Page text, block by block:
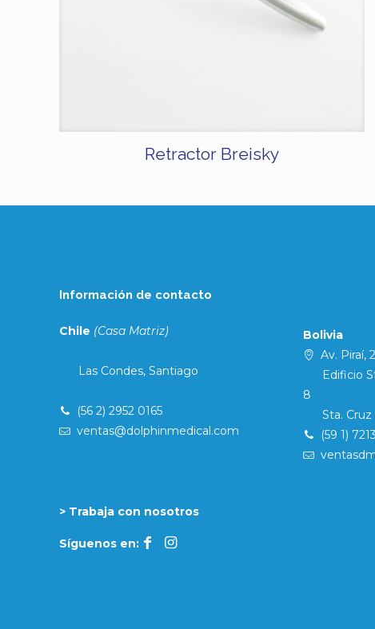
Retractor Breisky
Información de contacto
Chile (Casa Matriz)
Las Condes, Santiago
(56 2) 2952 0165
ventas@dolphinmedical.com
> Trabaja con nosotros
Síguenos en:
Bolivia
Av. Piraí,
Edificio
8
Sta. Cruz
(59 1)